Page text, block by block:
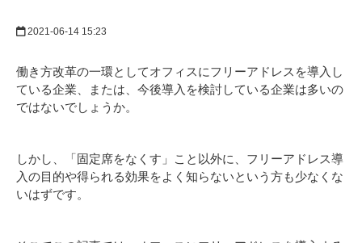
2021-06-14 15:23
働き方改革の一環としてオフィスにフリーアドレスを導入し
ている企業、または、今後導入を検討している企業は多いの
ではないでしょうか。
しかし、「固定席をなくす」こと以外に、フリーアドレス導
入の目的や得られる効果をよく知らないという方も少なくな
いはずです。